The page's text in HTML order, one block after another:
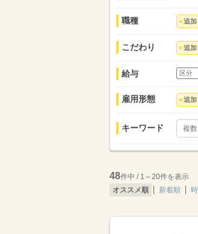
職種 追加
こだわり 追加
給与
雇用形態 追加
キーワード
48件中 / 1～20件を表示
オススメ順
新着順